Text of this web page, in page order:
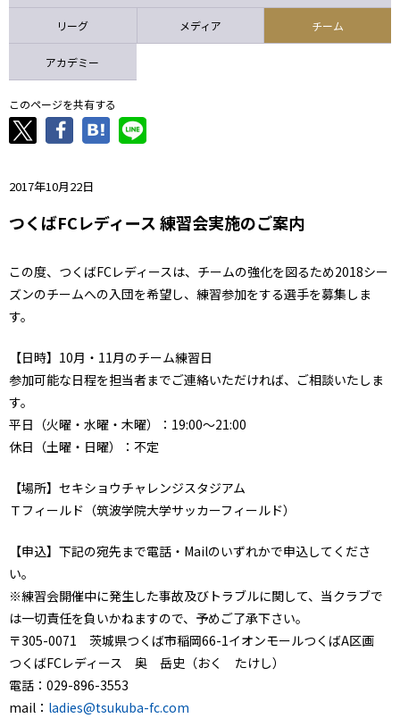
リーグ メディア チーム
アカデミー
このページを共有する
2017年10月22日
つくばFCレディース 練習会実施のご案内
この度、つくばFCレディースは、チームの強化を図るため2018シー
ズンのチームへの入団を希望し、練習参加をする選手を募集しま
す。
【日時】10月・11月のチーム練習日
参加可能な日程を担当者までご連絡いただければ、ご相談いたしま
す。
平日（火曜・水曜・木曜）：19:00〜21:00
休日（土曜・日曜）：不定
【場所】セキショウチャレンジスタジアム
Ｔフィールド（筑波学院大学サッカーフィールド）
【申込】下記の宛先まで電話・Mailのいずれかで申込してくださ
い。
※練習会開催中に発生した事故及びトラブルに関して、当クラブで
は一切責任を負いかねますので、予めご了承下さい。
〒305-0071 茨城県つくば市稲岡66-1イオンモールつくばA区画
つくばFCレディース 奥 岳史（おく たけし）
電話：029-896-3553
mail： ladies@tsukuba-fc.com